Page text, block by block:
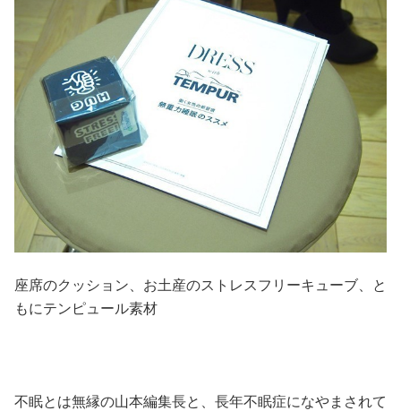
座席のクッション、お土産のストレスフリーキューブ、と
もにテンピュール素材
不眠とは無縁の山本編集長と、長年不眠症になやまされて